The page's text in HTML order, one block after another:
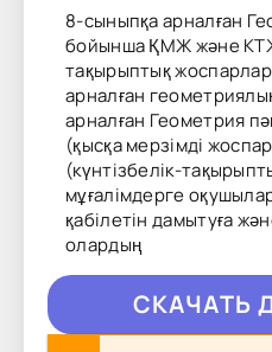
8-сыныпқа арналған
бойынша ҚМЖ және
тақырыптық
арналған
арналған Геометрия
(қысқа мерзімді
(күнтізбелік-
мұғалімдерге
қабілетін дамытуға
олардың
CКAЧAТЬ